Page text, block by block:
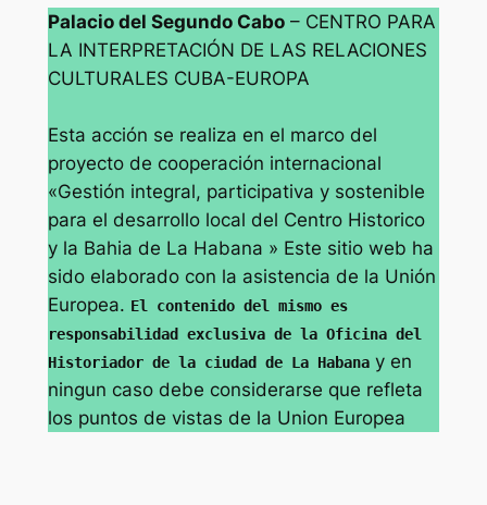
Palacio del Segundo Cabo– CENTRO PARA
LA INTERPRETACIÓN DE LAS RELACIONES
CULTURALES CUBA-EUROPA
Esta acción se realiza en el marco del
proyecto de cooperación internacional
«Gestión integral, participativa y sostenible
para el desarrollo local del Centro Historico
y la Bahia de La Habana » Este sitio web ha
sido elaborado con la asistencia de la Unión
Europea. El contenido del mismo es
responsabilidad exclusiva de la Oficina del
Historiador de la ciudad de La Habanay en
ningun caso debe considerarse que refleta
los puntos de vistas de la Union Europea